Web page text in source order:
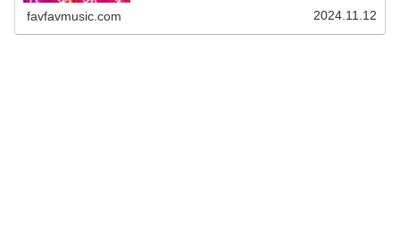
favfavmusic.com 2024.11.12